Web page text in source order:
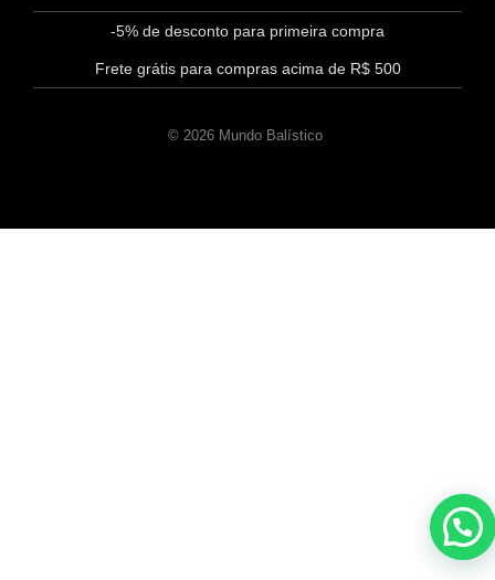
-5% de desconto para primeira compra
Frete grátis para compras acima de R$ 500
© 2026 Mundo Balístico